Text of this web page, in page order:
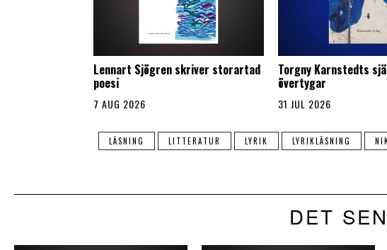
Lennart Sjögren skriver storartad
poesi
7 AUG 2026
Torgny Karnstedts
övertygar
31 JUL 2026
LÄSNING LITTERATUR LYRIK LYRIKLÄSNING
DET